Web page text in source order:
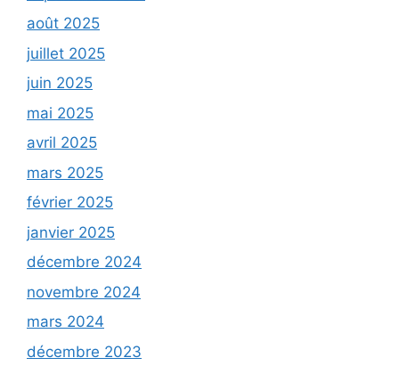
août 2025
juillet 2025
juin 2025
mai 2025
avril 2025
mars 2025
février 2025
janvier 2025
décembre 2024
novembre 2024
mars 2024
décembre 2023